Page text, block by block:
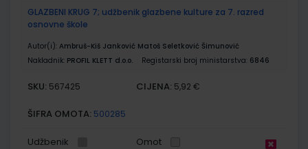
GLAZBENI KRUG 7; udžbenik glazbene kulture za 7. razred
osnovne škole
Autor(i): Ambruš-Kiš Janković Matoš Seletković Šimunović
Nakladnik: PROFIL KLETT d.o.o. Registarski broj ministarstva: 6846
SKU: 567425 CIJENA: 5,92 €
ŠIFRA OMOTA: 500285
Udžbenik Omot